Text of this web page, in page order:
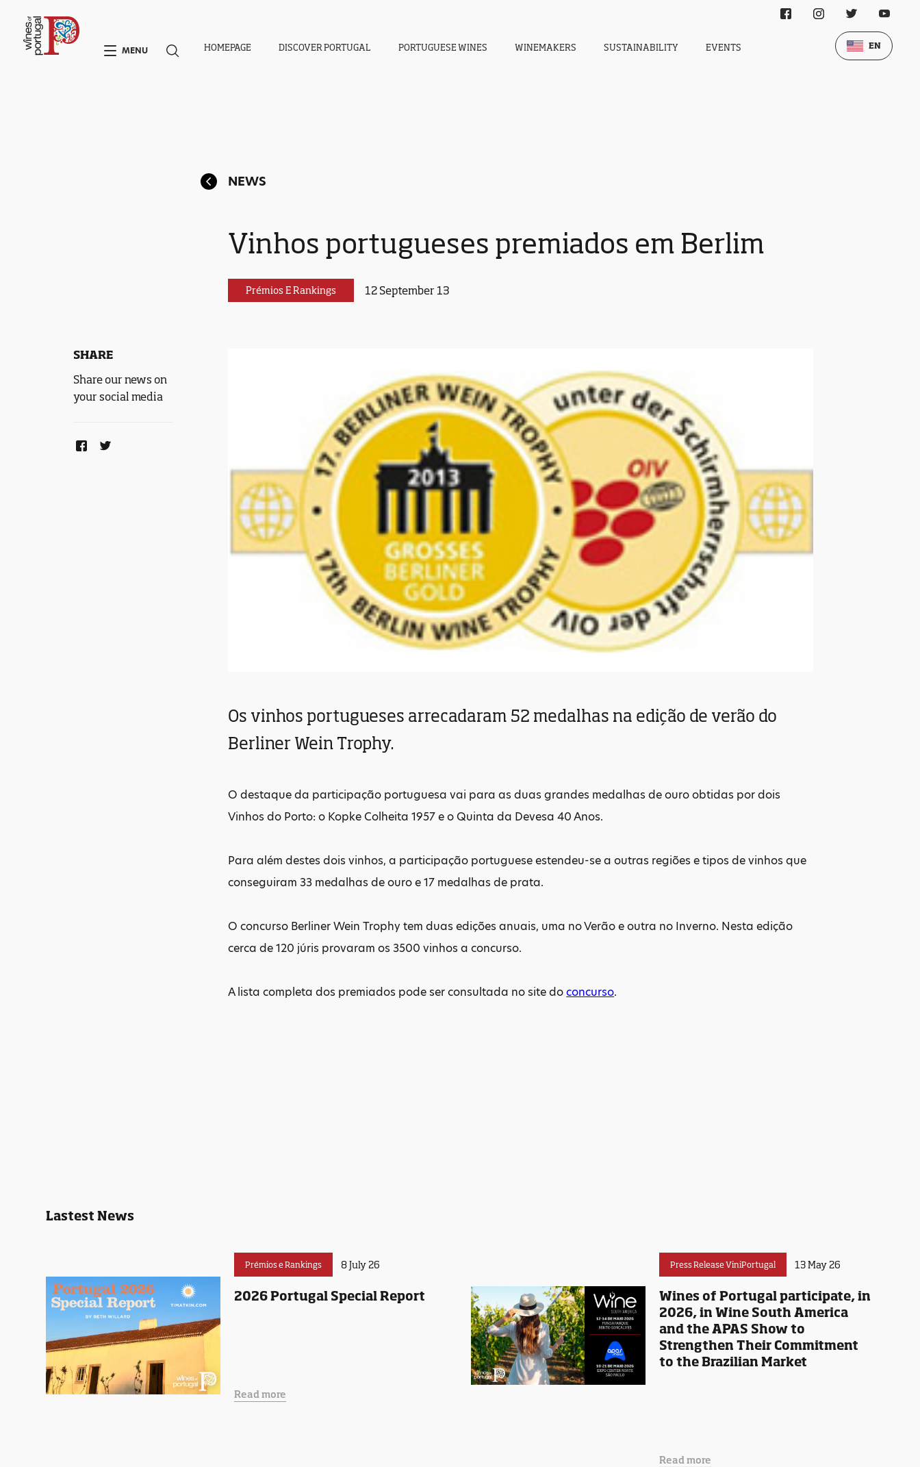
NEWS
Vinhos portugueses premiados em Berlim
Prémios E Rankings 12 September 13
SHARE
Share our news on
your social media
Os vinhos portugueses arrecadaram 52 medalhas na edição de verão do
Berliner Wein Trophy.
O destaque da participação portuguesa vai para as duas grandes medalhas de ouro obtidas por dois
Vinhos do Porto: o Kopke Colheita 1957 e o Quinta da Devesa 40 Anos.
Para além destes dois vinhos, a participação portuguese estendeu-se a outras regiões e tipos de vinhos que
conseguiram 33 medalhas de ouro e 17 medalhas de prata.
O concurso Berliner Wein Trophy tem duas edições anuais, uma no Verão e outra no Inverno. Nesta edição
cerca de 120 júris provaram os 3500 vinhos a concurso.
A lista completa dos premiados pode ser consultada no site doconcurso.
Lastest News
Prémios e Rankings 8 July 26
2026 Portugal Special Report
Read more
Press Release ViniPortugal 13 May 26
Wines of Portugal participate, in
2026, in Wine South America
and the APAS Show to
Strengthen Their Commitment
to the Brazilian Market
Read more
MENU HOMEPAGE DISCOVER PORTUGAL PORTUGUESE WINES WINEMAKERS SUSTAINABILITY EVENTS EN